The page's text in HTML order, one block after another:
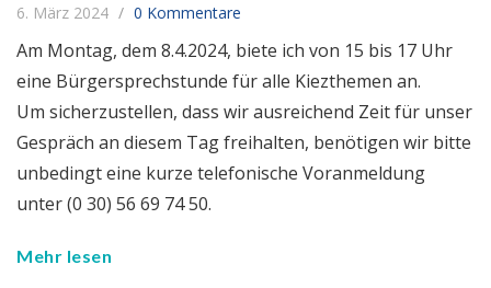
6. März 2024 0 Kommentare
Am Montag, dem 8.4.2024, biete ich von 15 bis 17 Uhr
eine Bürgersprechstunde für alle Kiezthemen an.
Um sicherzustellen, dass wir ausreichend Zeit für unser
Gespräch an diesem Tag freihalten, benötigen wir bitte
unbedingt eine kurze telefonische Voranmeldung
unter (0 30) 56 69 74 50.
Mehr lesen